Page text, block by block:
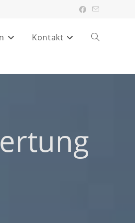
Kontakt Website-
Suche